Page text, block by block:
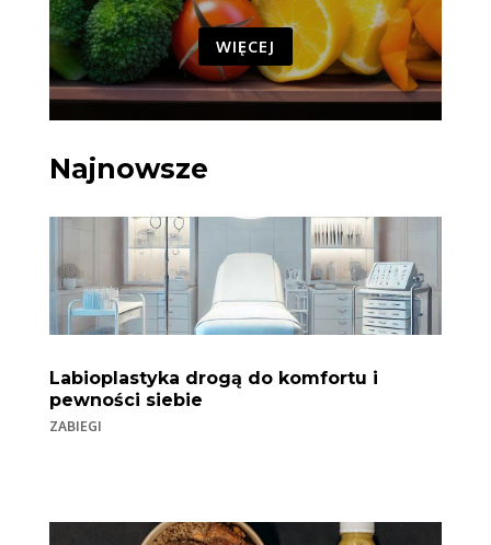
WIĘCEJ
Najnowsze
Labioplastyka drogą do komfortu i
pewności siebie
ZABIEGI